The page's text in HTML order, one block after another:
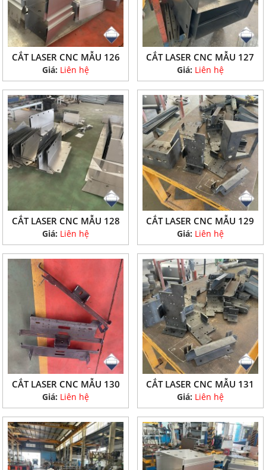
CẮT LASER CNC MẪU 126
Giá: Liên hệ
CẮT LASER CNC MẪU 127
Giá: Liên hệ
CẮT LASER CNC MẪU 128
Giá: Liên hệ
CẮT LASER CNC MẪU 129
Giá: Liên hệ
CẮT LASER CNC MẪU 130
Giá: Liên hệ
CẮT LASER CNC MẪU 131
Giá: Liên hệ